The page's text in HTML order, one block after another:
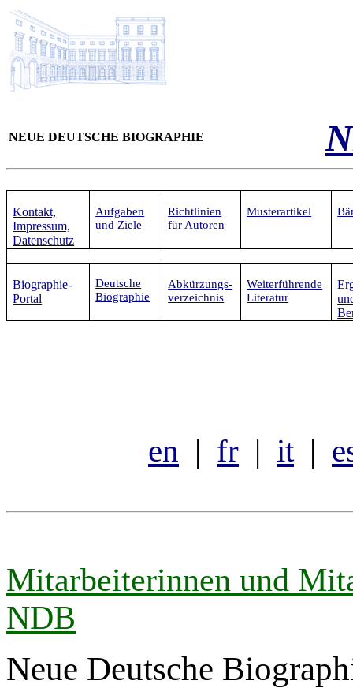
NEUE DEUTSCHE BIOGRAPHIE
Kontakt,
Impressum,
Datenschutz
Aufgaben
und Ziele
Richtlinien
für Autoren
Musterartikel
Biographie-
Portal
Deutsche
Biographie
Abkürzungs-
verzeichnis
Weiterführende
Literatur
en | fr | it|
Mitarbeiterinnen und
NDB
Neue Deutsche